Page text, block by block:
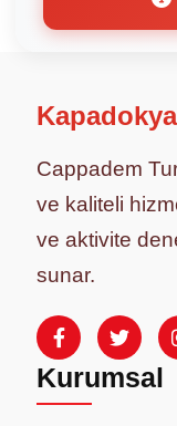
Cappadem
ve kaliteli
ve aktivite
sunar.
Kurumsal